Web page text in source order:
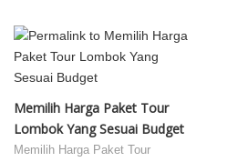
Memilih Harga Paket Tour
Lombok Yang Sesuai Budget
Memilih Harga Paket Tour